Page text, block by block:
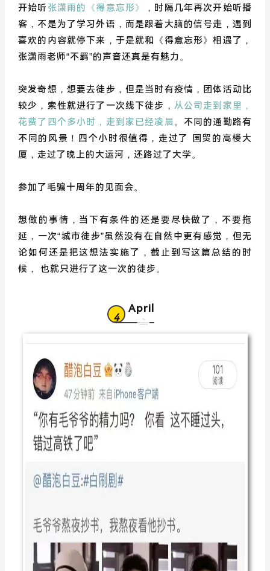
开始听 张潇雨的《得意忘形》
，时隔几年再次开始听播
客，不是为了学习外语，而是跟着大脑的信号走，遇到
喜欢的内容就停下来，于是就和《得意忘形》相遇了，
张潇雨老师“不羁”的声音还真是有魅力。
突发奇想，想要去徒步，但是当时有疫情，团体活动比
较少，索性就进行了一次线下徒步， 从公司走到家里，
花费了四个多小时，走到家已经凌晨 。不同的通勤路有
不同的风景！四个小时很值得，走过了 国贸的高楼大
厦，走过了晚上的大运河，还路过了大学。
参加了毛骗十周年的见面会。
想做的事情，当下有条件的还是要尽快做了，不要拖
延，一次“城市徒步”虽然没有在自然中更有感觉，但无
论如何还是把这想法实施了，截止到写这篇总结的时
候， 也就只进行了这一次的徒步。
April
4